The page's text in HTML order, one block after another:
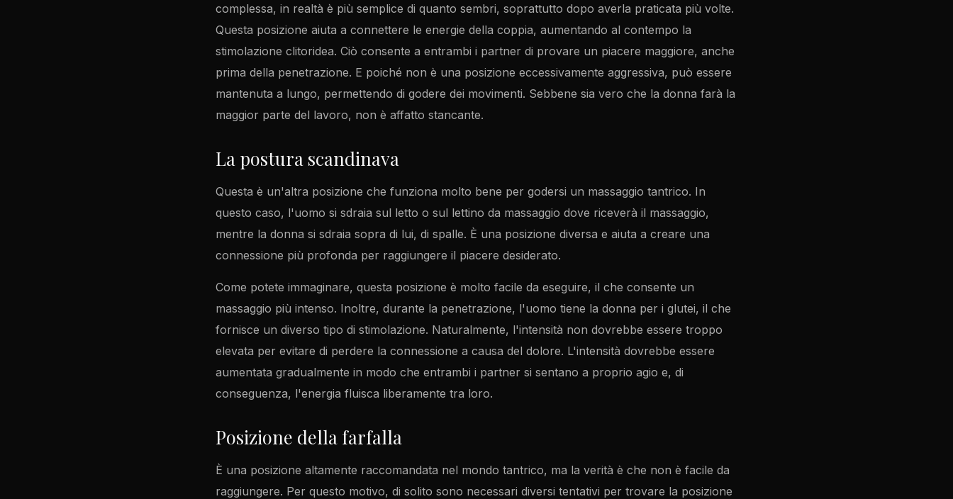
complessa, in realtà è più semplice di quanto sembri, soprattutto dopo averla praticata più volte.
Questa posizione aiuta a connettere le energie della coppia, aumentando al contempo la
stimolazione clitoridea. Ciò consente a entrambi i partner di provare un piacere maggiore, anche
prima della penetrazione. E poiché non è una posizione eccessivamente aggressiva, può essere
mantenuta a lungo, permettendo di godere dei movimenti. Sebbene sia vero che la donna farà la
maggior parte del lavoro, non è affatto stancante.
La postura scandinava
Questa è un'altra posizione che funziona molto bene per godersi un massaggio tantrico. In
questo caso, l'uomo si sdraia sul letto o sul lettino da massaggio dove riceverà il massaggio,
mentre la donna si sdraia sopra di lui, di spalle. È una posizione diversa e aiuta a creare una
connessione più profonda per raggiungere il piacere desiderato.
Come potete immaginare, questa posizione è molto facile da eseguire, il che consente un
massaggio più intenso. Inoltre, durante la penetrazione, l'uomo tiene la donna per i glutei, il che
fornisce un diverso tipo di stimolazione. Naturalmente, l'intensità non dovrebbe essere troppo
elevata per evitare di perdere la connessione a causa del dolore. L'intensità dovrebbe essere
aumentata gradualmente in modo che entrambi i partner si sentano a proprio agio e, di
conseguenza, l'energia fluisca liberamente tra loro.
Posizione della farfalla
È una posizione altamente raccomandata nel mondo tantrico, ma la verità è che non è facile da
raggiungere. Per questo motivo, di solito sono necessari diversi tentativi per trovare la posizione